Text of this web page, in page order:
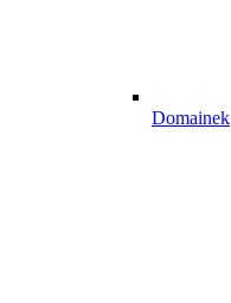
Domainek